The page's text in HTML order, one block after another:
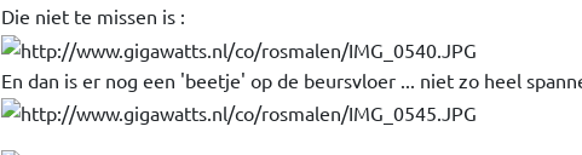
Die niet te missen is :
En dan is er nog een 'beetje' op de beursvloer ... niet zo heel